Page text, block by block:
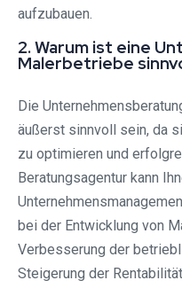
aufzubauen.
2. Warum ist eine
Malerbetriebe
Die
äußerst sinnvoll sein, da
zu optimieren und
Beratungsagentur kann
bei der Entwicklung von
Verbesserung der
Steigerung der